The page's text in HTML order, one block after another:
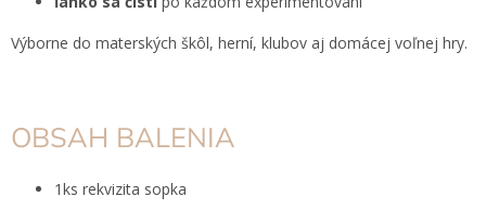
Výborne do materských škôl, herní, klubov aj domácej voľnej hry.
OBSAH BALENIA
1ks rekvizita sopka